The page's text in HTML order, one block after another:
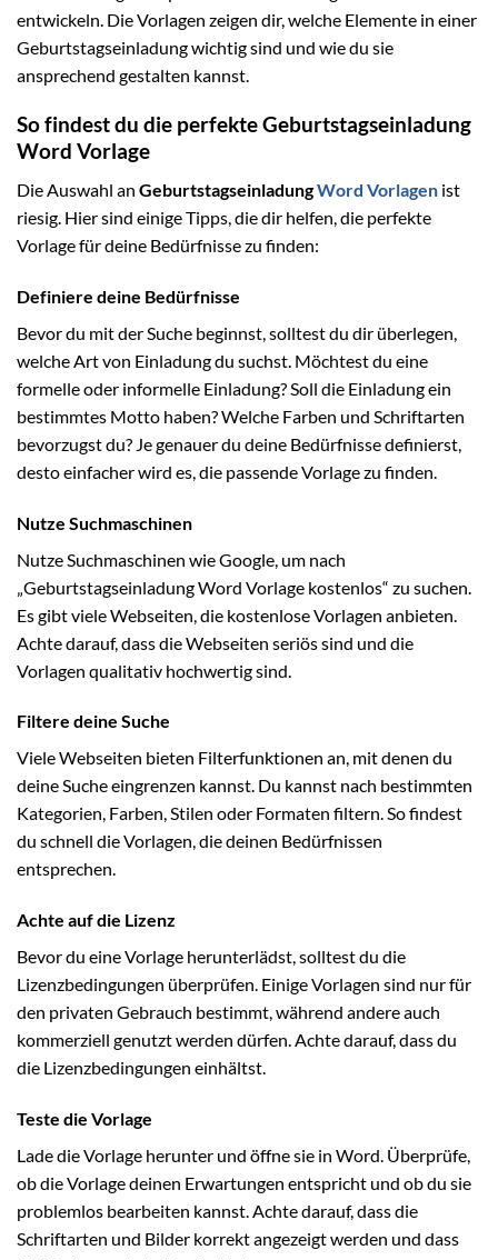
entwickeln. Die Vorlagen zeigen dir, welche Elemente in einer
Geburtstagseinladung wichtig sind und wie du sie
ansprechend gestalten kannst.
So findest du die perfekte Geburtstagseinladung
Word Vorlage
Die Auswahl an GeburtstagseinladungWord Vorlagen ist
riesig. Hier sind einige Tipps, die dir helfen, die perfekte
Vorlage für deine Bedürfnisse zu finden:
Definiere deine Bedürfnisse
Bevor du mit der Suche beginnst, solltest du dir überlegen,
welche Art von Einladung du suchst. Möchtest du eine
formelle oder informelle Einladung? Soll die Einladung ein
bestimmtes Motto haben? Welche Farben und Schriftarten
bevorzugst du? Je genauer du deine Bedürfnisse definierst,
desto einfacher wird es, die passende Vorlage zu finden.
Nutze Suchmaschinen
Nutze Suchmaschinen wie Google, um nach
„Geburtstagseinladung Word Vorlage kostenlos“ zu suchen.
Es gibt viele Webseiten, die kostenlose Vorlagen anbieten.
Achte darauf, dass die Webseiten seriös sind und die
Vorlagen qualitativ hochwertig sind.
Filtere deine Suche
Viele Webseiten bieten Filterfunktionen an, mit denen du
deine Suche eingrenzen kannst. Du kannst nach bestimmten
Kategorien, Farben, Stilen oder Formaten filtern. So findest
du schnell die Vorlagen, die deinen Bedürfnissen
entsprechen.
Achte auf die Lizenz
Bevor du eine Vorlage herunterlädst, solltest du die
Lizenzbedingungen überprüfen. Einige Vorlagen sind nur für
den privaten Gebrauch bestimmt, während andere auch
kommerziell genutzt werden dürfen. Achte darauf, dass du
die Lizenzbedingungen einhältst.
Teste die Vorlage
Lade die Vorlage herunter und öffne sie in Word. Überprüfe,
ob die Vorlage deinen Erwartungen entspricht und ob du sie
problemlos bearbeiten kannst. Achte darauf, dass die
Schriftarten und Bilder korrekt angezeigt werden und dass